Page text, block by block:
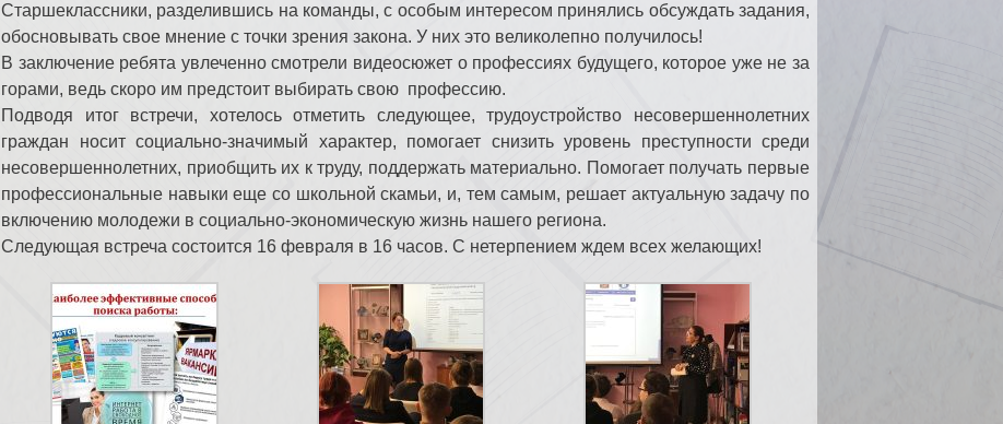
Старшеклассники, разделившись на команды, с особым интересом принялись обсуждать задания,
обосновывать свое мнение с точки зрения закона. У них это великолепно получилось!
В заключение ребята увлеченно смотрели видеосюжет о профессиях будущего, которое уже не за
горами, ведь скоро им предстоит выбирать свою профессию.
Подводя итог встречи, хотелось отметить следующее, трудоустройство несовершеннолетних
граждан носит социально-значимый характер, помогает снизить уровень преступности среди
несовершеннолетних, приобщить их к труду, поддержать материально. Помогает получать первые
профессиональные навыки еще со школьной скамьи, и, тем самым, решает актуальную задачу по
включению молодежи в социально-экономическую жизнь нашего региона.
Следующая встреча состоится 16 февраля в 16 часов. С нетерпением ждем всех желающих!